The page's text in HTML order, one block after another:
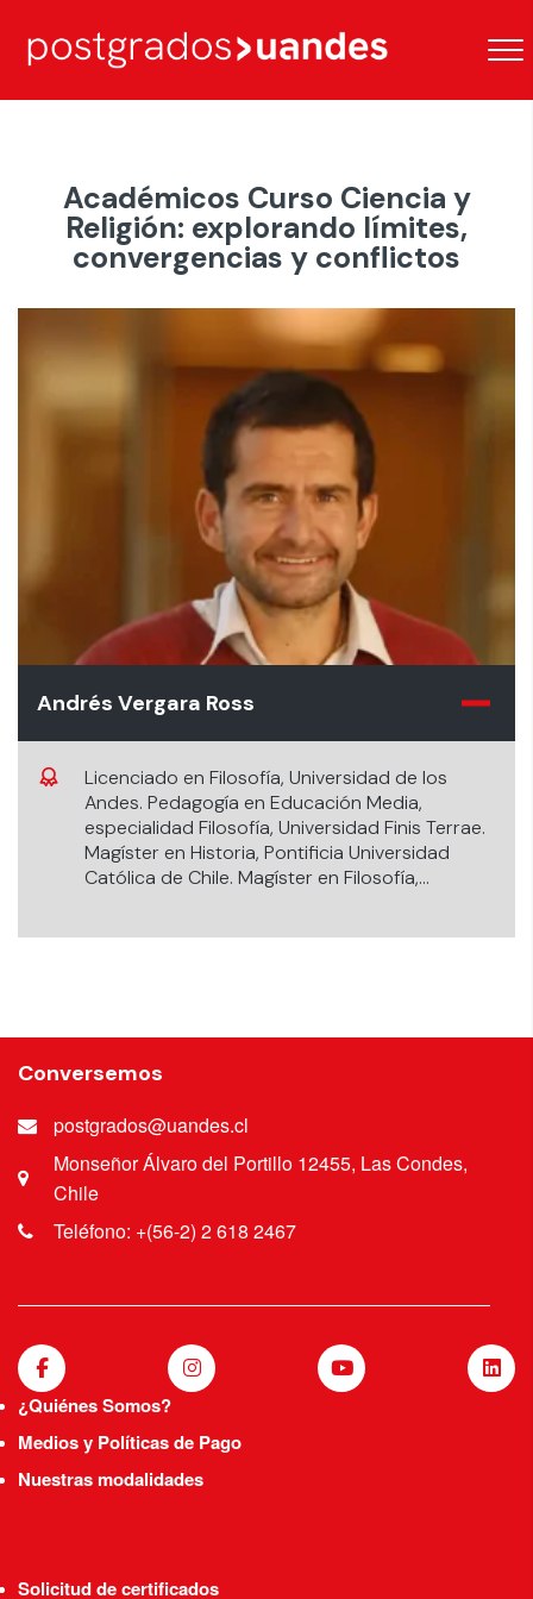
Académicos Curso Ciencia y
Religión: explorando límites,
convergencias y conflictos
Andrés Vergara Ross
Licenciado en Filosofía, Universidad de los
Andes. Pedagogía en Educación Media,
especialidad Filosofía, Universidad Finis Terrae.
Magíster en Historia, Pontificia Universidad
Católica de Chile. Magíster en Filosofía,
Conversemos
postgrados@uandes.cl
Monseñor Álvaro del Portillo 12455, Las Condes,
Chile
Teléfono: +(56-2) 2 618 2467
¿Quiénes Somos?
Medios y Políticas de Pago
Nuestras modalidades
Solicitud de certificados